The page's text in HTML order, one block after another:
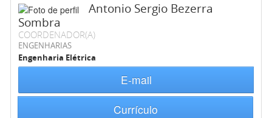
Antonio Sergio Bezerra
Sombra
COORDENADOR(A)
ENGENHARIAS
Engenharia Elétrica
E-mail
Currículo